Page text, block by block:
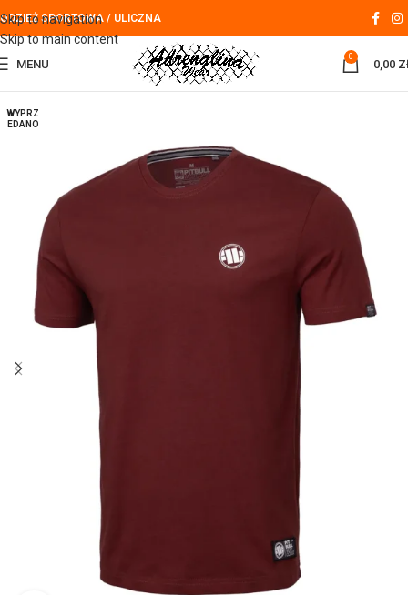
Skip to navigation
Skip to main content
ODZIEŻ SPORTOWA / ULICZNA
MENU
0
0,00
WYPRZ
EDANO